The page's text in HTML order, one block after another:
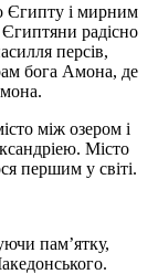
Єгипту і мирним
Єгиптяни радісно
персів,
бога Амона, де
між озером і
Місто
першим у світі.
пам’ятку,